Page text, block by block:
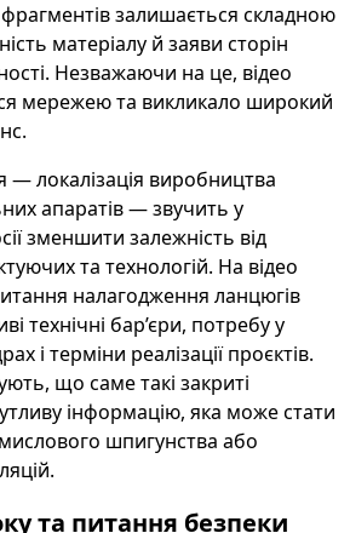
залишається складною
матеріалу й заяви сторін
Незважаючи на це, відео
мережею та викликало широкий
— локалізація виробництва
апаратів — звучить у
зменшити залежність від
та технологій. На відео
налагодження ланцюгів
технічні бар’єри, потребу у
і терміни реалізації проєктів.
що саме такі закриті
інформацію, яка може стати
шпигунства або
та питання безпеки